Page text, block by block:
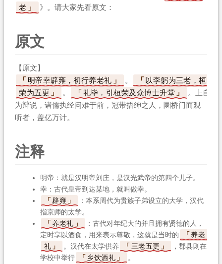
老
》。请大家先看原文：
原文
【原文】
明帝幸辟雍，初行养老礼
。
以李躬为三老，桓
荣为五更
。 礼毕，引桓荣及众博士升堂
。上自
为辩说，诸儒执经问难于前，冠带捂绅之人，圜桥门而观
听者，盖亿万计。
注释
明帝：就是汉明帝刘庄，是汉光武帝的第四个儿子。
幸：古代皇帝到达某地，就叫做幸。
辟雍
：本系周代为贵族子弟设立的大学，汉代
指京师的太学。
养老礼
：古代对年纪大的并且拥有贤德的人，
定时享以酒食，用来表示尊敬，这就是当时的
养老
礼
。汉代在太学供养 三老五更
，郡县则在
学校中举行
乡饮酒礼 。